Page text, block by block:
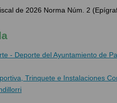
de 2026 Norma Núm. 2
- Deporte del Ayuntamiento de
Trinquete e Instalaciones